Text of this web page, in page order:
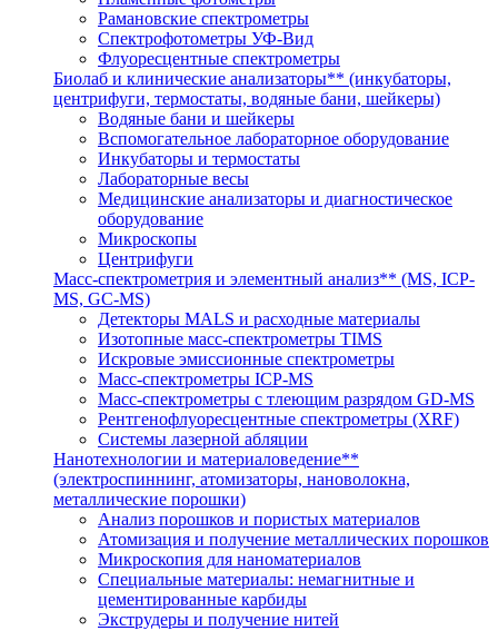
Рамановские спектрометры
Спектрофотометры УФ-Вид
Флуоресцентные спектрометры
Биолаб и клинические анализаторы** (инкубаторы,
центрифуги, термостаты, водяные бани, шейкеры)
Водяные бани и шейкеры
Вспомогательное лабораторное оборудование
Инкубаторы и термостаты
Лабораторные весы
Медицинские анализаторы и диагностическое
оборудование
Микроскопы
Центрифуги
Масс-спектрометрия и элементный анализ** (MS, ICP-
MS, GC-MS)
Детекторы MALS и расходные материалы
Изотопные масс-спектрометры TIMS
Искровые эмиссионные спектрометры
Масс-спектрометры ICP-MS
Масс-спектрометры с тлеющим разрядом GD-MS
Рентгенофлуоресцентные спектрометры (XRF)
Системы лазерной абляции
Нанотехнологии и материаловедение**
(электроспиннинг, атомизаторы, нановолокна,
металлические порошки)
Анализ порошков и пористых материалов
Атомизация и получение металлических порошков
Микроскопия для наноматериалов
Специальные материалы: немагнитные и
цементированные карбиды
Экструдеры и получение нитей